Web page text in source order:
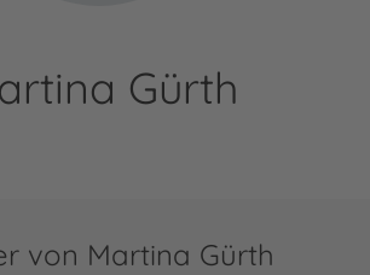
Gürth
von Martina Gürth